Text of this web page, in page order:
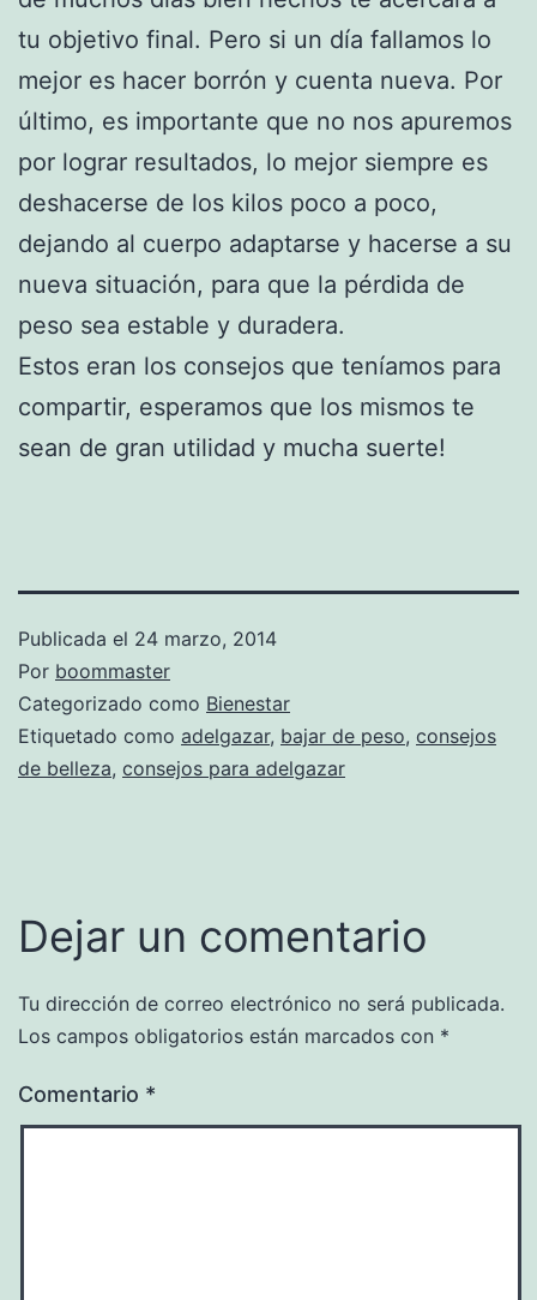
tu objetivo final. Pero si un día fallamos lo
mejor es hacer borrón y cuenta nueva. Por
último, es importante que no nos apuremos
por lograr resultados, lo mejor siempre es
deshacerse de los kilos poco a poco,
dejando al cuerpo adaptarse y hacerse a su
nueva situación, para que la pérdida de
peso sea estable y duradera.
Estos eran los consejos que teníamos para
compartir, esperamos que los mismos te
sean de gran utilidad y mucha suerte!
Publicada el 24 marzo, 2014
Por boommaster
Categorizado como Bienestar
Etiquetado como adelgazar, bajar de peso, consejos
de belleza, consejos para adelgazar
Dejar un comentario
Tu dirección de correo electrónico no será publicada.
Los campos obligatorios están marcados con *
Comentario *